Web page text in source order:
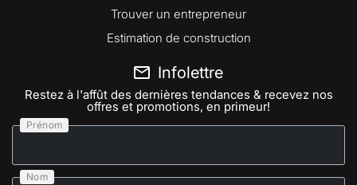
Trouver un entrepreneur
Estimation de construction
Infolettre
Restez à l'affût des dernières tendances & recevez nos
offres et promotions, en primeur!
Prénom
Nom